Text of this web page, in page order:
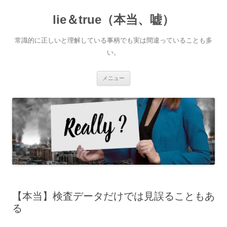
へ
ス
lie＆true（本当、嘘）
常識的に正しいと理解している事柄でも実は間違っていることも多
い。
メニュー
【本当】検査データだけでは見誤ることもあ
る